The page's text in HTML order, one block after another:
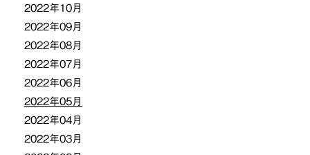
2022年10月
2022年09月
2022年08月
2022年07月
2022年06月
2022年05月
2022年04月
2022年03月